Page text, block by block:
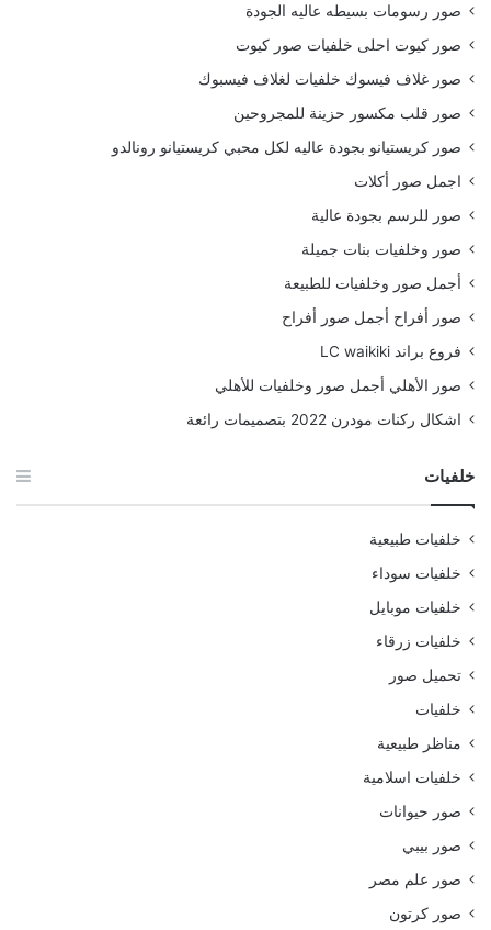
صور رسومات بسيطه عاليه الجودة
صور كيوت احلى خلفيات صور كيوت
صور غلاف فيسوك خلفيات لغلاف فيسبوك
صور قلب مكسور حزينة للمجروحين
صور كريستيانو بجودة عاليه لكل محبي كريستيانو رونالدو
اجمل صور أكلات
صور للرسم بجودة عالية
صور وخلفيات بنات جميلة
أجمل صور وخلفيات للطبيعة
صور أفراح أجمل صور أفراح
فروع براند LC waikiki
صور الأهلي أجمل صور وخلفيات للأهلي
اشكال ركنات مودرن 2022 بتصميمات رائعة
خلفيات
خلفيات طبيعية
خلفيات سوداء
خلفيات موبايل
خلفيات زرقاء
تحميل صور
خلفيات
مناظر طبيعية
خلفيات اسلامية
صور حيوانات
صور بيبي
صور علم مصر
صور كرتون